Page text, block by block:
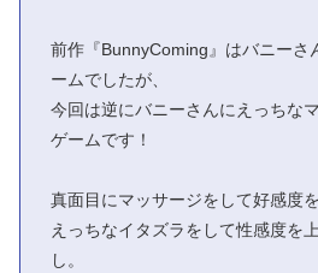
前作『BunnyComing』はバニーさ
ームでしたが、
今回は逆にバニーさんにえっちな
ゲームです！
真面目にマッサージをして好感度
えっちなイタズラをして性感度を
し。